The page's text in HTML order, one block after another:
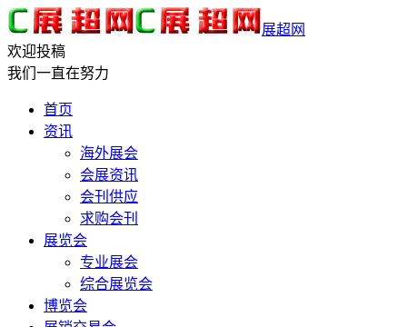
展超网
欢迎投稿
我们一直在努力
首页
资讯
海外展会
会展资讯
会刊供应
求购会刊
展览会
专业展会
综合展览会
博览会